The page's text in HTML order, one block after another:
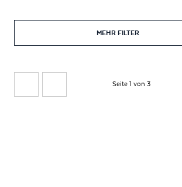
MEHR FILTER
Seite 1 von 3